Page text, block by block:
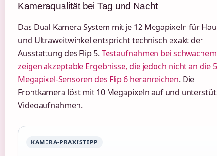
Kameraqualität bei Tag und Nacht
Das Dual-Kamera-System mit je 12 Megapixeln für
und Ultraweitwinkel entspricht technisch exakt der
Ausstattung des Flip 5.Testaufnahmen bei
zeigen akzeptable Ergebnisse, die jedoch nicht an die
Megapixel-Sensoren des Flip 6 heranreichen. Die
Frontkamera löst mit 10 Megapixeln auf und
Videoaufnahmen.
KAMERA-PRAXISTIPP